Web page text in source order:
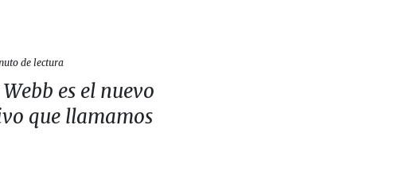
de lectura
es el nuevo
que llamamos